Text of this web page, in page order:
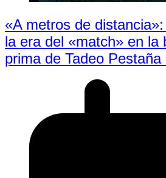
«A metros de
la era del «match» en la
prima de Tadeo Pestaña